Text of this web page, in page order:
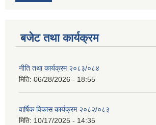
बजेट तथा कार्यक्रम
नीति तथा कार्यक्रम २०८३/०८४
मिति: 06/28/2026 - 18:55
वार्षिक विकास कार्यक्रम २०८२/०८३
मिति: 10/17/2025 - 14:35